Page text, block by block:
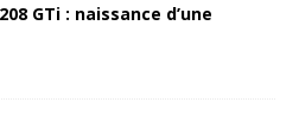
GTi : naissance d’une